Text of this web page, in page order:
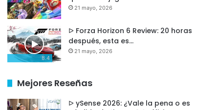
jugar en modo portátil.
Catálogo enorme y exclusivo de Nintendo.
Funciona tanto en modo portátil como
conectada a la TV.
Duración mejorada de batería.
Desventajas
21 mayo, 2026
8.4
ᐅ Forza Horizon 6 Review: 20 horas
después, esta es…
21 mayo, 2026
Mejores Reseñas
ᐅ ySense 2026: ¿Vale la pena o es